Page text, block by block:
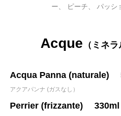
ー、 ピーチ、 パッシ
Acque （ミネ
Acqua Panna (naturale)
アクアパンナ (ガスなし）
Perrier (frizzante) 330ml